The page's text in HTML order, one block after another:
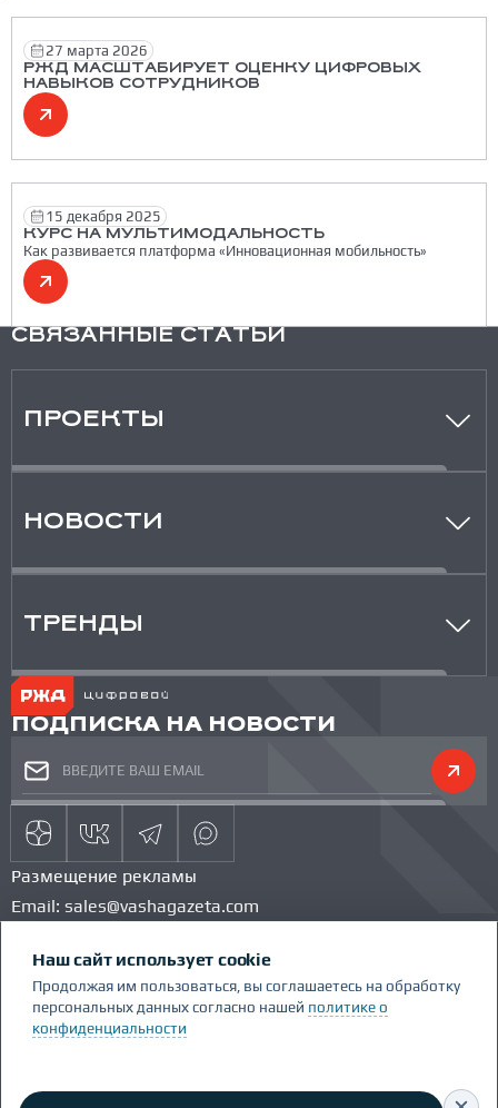
27 марта 2026
РЖД МАСШТАБИРУЕТ ОЦЕНКУ ЦИФРОВЫХ
НАВЫКОВ СОТРУДНИКОВ
15 декабря 2025
КУРС НА МУЛЬТИМОДАЛЬНОСТЬ
Как развивается платформа «Инновационная мобильность»
СВЯЗАННЫЕ СТАТЬИ
ПРОЕКТЫ
НОВОСТИ
ТРЕНДЫ
ПОДПИСКА НА НОВОСТИ
Размещение рекламы
Email: sales@vashagazeta.com
КОМАНДА ПРОЕКТА
КОНКУРС
ГЛОССАРИЙ
Сделано Люди.People
Наш сайт использует cookie
Продолжая им пользоваться, вы соглашаетесь на обработку
персональных данных согласно нашей политике о
конфиденциальности